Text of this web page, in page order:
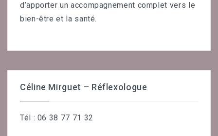
d’apporter un accompagnement complet vers le
bien-être et la santé.
Céline Mirguet – Réflexologue
Tél : 06 38 77 71 32